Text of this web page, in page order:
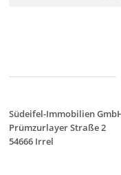
Südeifel-Immobilien
Prümzurlayer Straße 2
54666 Irrel